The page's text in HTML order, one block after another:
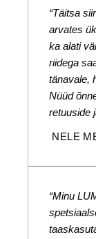
“Täitsa
arvates
ka alati
riidega
tänavale,
Nüüd
retuuside
NELE
“Minu